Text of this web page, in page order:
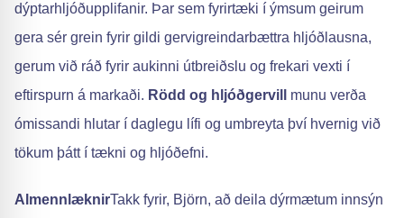
dýptarhljóðupplifanir. Þar sem fyrirtæki í ýmsum geirum
gera sér grein fyrir gildi gervigreindarbættra hljóðlausna,
gerum við ráð fyrir aukinni útbreiðslu og frekari vexti í
eftirspurn á markaði. Rödd og hljóðgervill munu verða
ómissandi hlutar í daglegu lífi og umbreyta því hvernig við
tökum þátt í tækni og hljóðefni.
AlmennlæknirTakk fyrir, Björn, að deila dýrmætum innsýn